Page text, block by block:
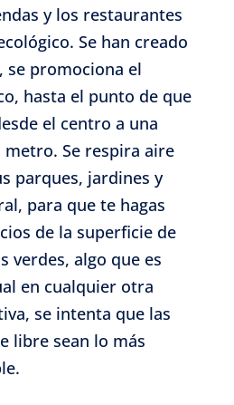
y los restaurantes
Se han creado
se promociona el
hasta el punto de que
el centro a una
metro. Se respira aire
parques, jardines y
para que te hagas
de la superficie de
verdes, algo que es
en cualquier otra
se intenta que las
libre sean lo más